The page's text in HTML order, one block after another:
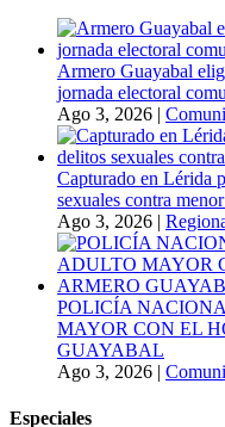
Armero Guayabal
jornada electoral
Ago 3, 2026 |
Capturado en Lérida
sexuales contra
Ago 3, 2026 |
POLICÍA
MAYOR CON EL
GUAYABAL
Ago 3, 2026 |
Especiales